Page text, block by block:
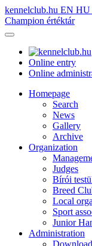
kennelclub.hu EN HU
Champion értéktár
Online entry
Online
Homepage
Search
News
Gallery
Archive
Organization
Judges
Bírói
Breed
Local
Sport
Junior
Administration